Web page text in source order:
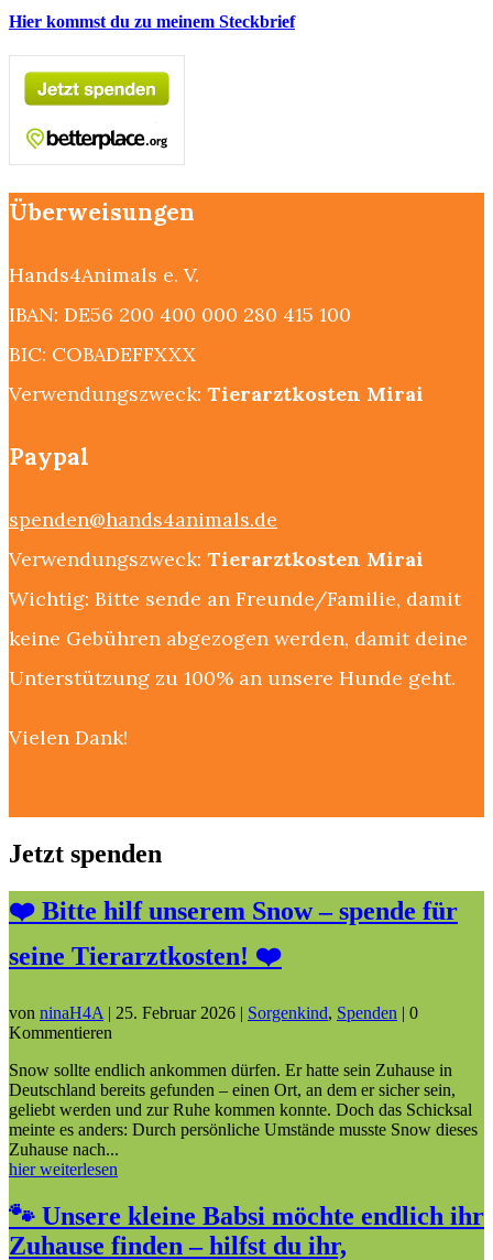
Hier kommst du zu meinem Steckbrief
Überweisungen
Hands4Animals e. V.
IBAN: DE56 200 400 000 280 415 100
BIC: COBADEFFXXX
Verwendungszweck: Tierarztkosten Mirai
Paypal
spenden@hands4animals.de
Verwendungszweck: Tierarztkosten Mirai
Wichtig: Bitte sende an Freunde/Familie, damit
keine Gebühren abgezogen werden, damit deine
Unterstützung zu 100% an unsere Hunde geht.
Vielen Dank!
Jetzt spenden
❤️ Bitte hilf unserem Snow – spende für
seine Tierarztkosten! ❤️
von ninaH4A | 25. Februar 2026 | Sorgenkind, Spenden | 0
Kommentieren
Snow sollte endlich ankommen dürfen. Er hatte sein Zuhause in
Deutschland bereits gefunden – einen Ort, an dem er sicher sein,
geliebt werden und zur Ruhe kommen konnte. Doch das Schicksal
meinte es anders: Durch persönliche Umstände musste Snow dieses
Zuhause nach...
hier weiterlesen
🐾 Unsere kleine Babsi möchte endlich ihr
Zuhause finden – hilfst du ihr,